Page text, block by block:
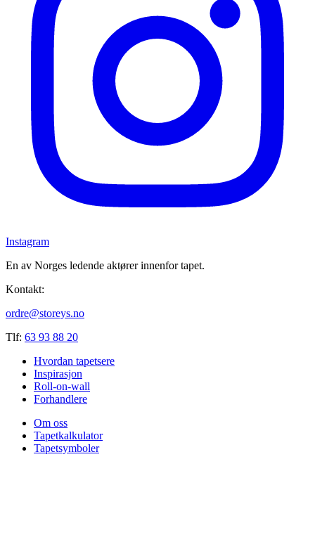
Instagram
En av Norges ledende aktører innenfor tapet.
Kontakt:
ordre@storeys.no
Tlf: 63 93 88 20
Hvordan tapetsere
Inspirasjon
Roll-on-wall
Forhandlere
Om oss
Tapetkalkulator
Tapetsymboler